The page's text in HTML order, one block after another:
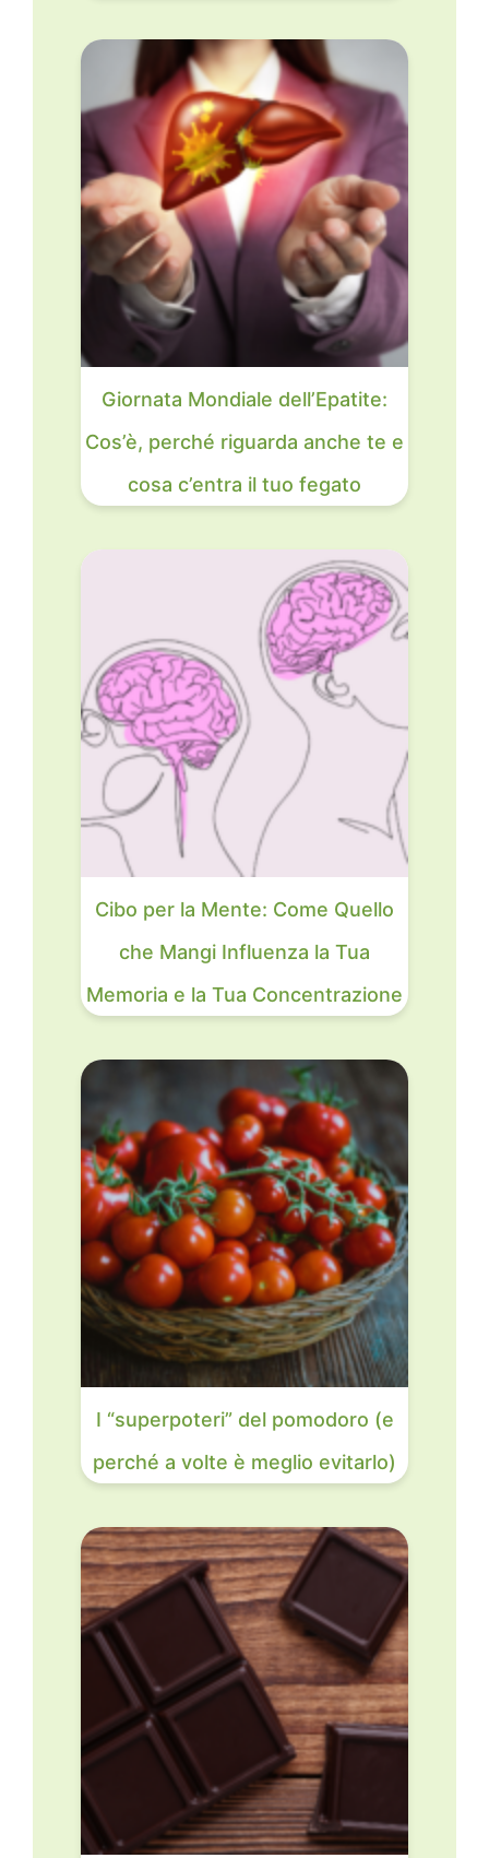
Giornata Mondiale dell’Epatite:
Cos’è, perché riguarda anche te e
cosa c’entra il tuo fegato
Cibo per la Mente: Come Quello
che Mangi Influenza la Tua
Memoria e la Tua Concentrazione
I “superpoteri” del pomodoro (e
perché a volte è meglio evitarlo)